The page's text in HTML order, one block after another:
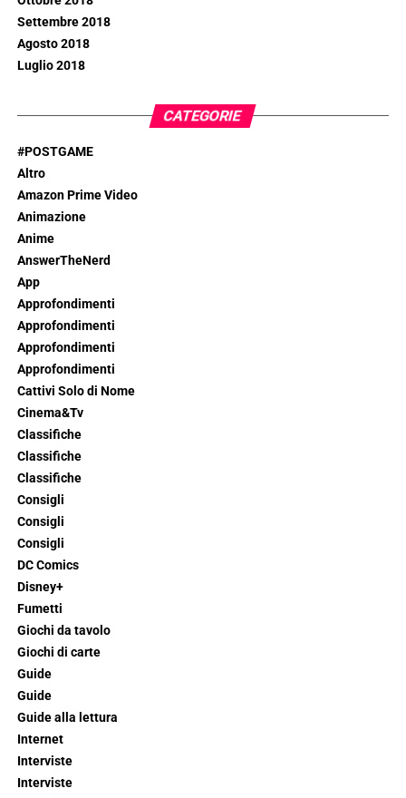
Settembre 2018
Agosto 2018
Luglio 2018
CATEGORIE
#POSTGAME
Altro
Amazon Prime Video
Animazione
Anime
AnswerTheNerd
App
Approfondimenti
Approfondimenti
Approfondimenti
Approfondimenti
Cattivi Solo di Nome
Cinema&Tv
Classifiche
Classifiche
Classifiche
Consigli
Consigli
Consigli
DC Comics
Disney+
Fumetti
Giochi da tavolo
Giochi di carte
Guide
Guide
Guide alla lettura
Internet
Interviste
Interviste